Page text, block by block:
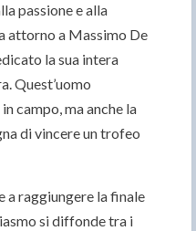
passione e alla
attorno a Massimo De
la sua intera
Quest’uomo
campo, ma anche la
di vincere un trofeo
a raggiungere la finale
si diffonde tra i